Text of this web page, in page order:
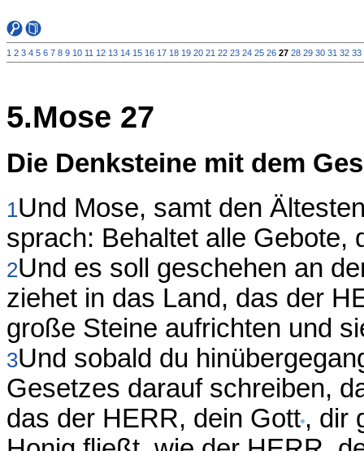
1 2 3 4 5 6 7 8 9 10 11 12 13 14 15 16 17 18 19 20 21 22 23 24 25 26 27 28 29 30 31 32 33
5.Mose 27
Die Denksteine mit dem
1Und Mose, samt den
sprach: Behaltet alle Gebote,
2Und es soll geschehen an
ziehet in das Land, das der
große Steine aufrichten und
3Und sobald du
Gesetzes darauf schreiben,
das der HERR, dein Gott , dir